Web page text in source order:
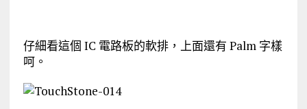
仔細看這個 IC 電路板的軟排，上面還有 Palm 字樣
呵。